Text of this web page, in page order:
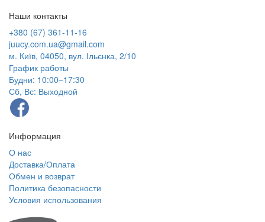
Наши контакты
+380 (67) 361-11-16
juucy.com.ua@gmail.com
м. Київ, 04050, вул. Ільєнка, 2/10
График работы
Будни: 10:00–17:30
Сб, Вс: Выходной
Информация
О нас
Доставка/Оплата
Обмен и возврат
Политика безопасности
Условия использования